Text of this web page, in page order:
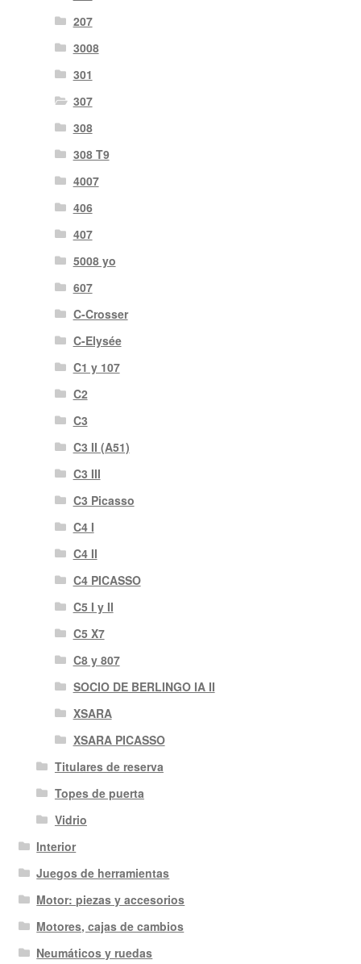
207
3008
301
307
308
308 T9
4007
406
407
5008 yo
607
C-Crosser
C-Elysée
C1 y 107
C2
C3
C3 II (A51)
C3 III
C3 Picasso
C4 I
C4 II
C4 PICASSO
C5 I y II
C5 X7
C8 y 807
SOCIO DE BERLINGO IA II
XSARA
XSARA PICASSO
Titulares de reserva
Topes de puerta
Vidrio
Interior
Juegos de herramientas
Motor: piezas y accesorios
Motores, cajas de cambios
Neumáticos y ruedas